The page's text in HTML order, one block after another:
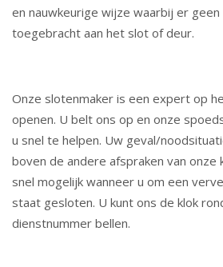
en nauwkeurige wijze waarbij er
toegebracht aan het slot of deur.
Onze slotenmaker is een expert op
openen. U belt ons op en onze
u snel te helpen. Uw geval/
boven de andere afspraken van onze
snel mogelijk wanneer u om een
staat gesloten. U kunt ons de klok
dienstnummer bellen.